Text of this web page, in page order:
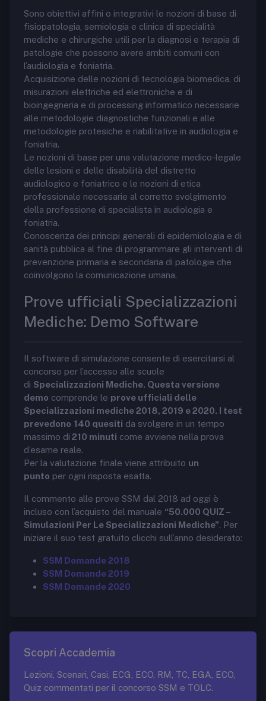
Sono obiettivi affini o integrativi le nozioni di base di
fisiopatologia, semiologia e clinica di specialità
mediche e chirurgiche utili per la diagnosi e terapia di
patologie che possono avere ambiti comuni con
l’audiologia e foniatria.
Acquisizione delle nozioni di tecnologia biomedica, di
misurazioni elettriche ed elettroniche e di
bioingegneria e di processing informatico necessarie
alle metodologie diagnostiche funzionali e alle
metodologie protesiche e riabilitative in audiologia e
foniatria.
Le nozioni di base per una valutazione medico-legale
delle lesioni e delle disabilità del distretto
audiologico e foniatrico e le nozioni di etica
professionale necessarie al corretto svolgimento
della professione di specialista in audiologia e
foniatria.
Conoscenza dei principi generali di epidemiologia e di
sanità pubblica al fine di programmare gli interventi di
prevenzione primaria e secondaria di patologie che
coinvolgono la comunicazione umana.
Prove ufficiali Specializzazioni
Mediche: Demo Software
Il software di simulazione consente di esercitarsi al
concorso per l’accesso alle scuole
di Specializzazioni Mediche. Questa versione
demo comprende le prove ufficiali delle
Specializzazioni mediche 2018, 2019 e 2020. I test
prevedono 140 quesiti da svolgere in un tempo
massimo di 210 minuti come avviene nella prova
d’esame reale.
Per la valutazione finale viene attribuito un
punto per ogni risposta esatta.
Il commento alle prove SSM dal 2018 ad oggi è
incluso con l’acquisto del manuale “50.000 QUIZ –
Simulazioni Per Le Specializzazioni Mediche”. Per
iniziare il suo test gratuito clicchi sull’anno desiderato:
SSM Domande 2018
SSM Domande 2019
SSM Domande 2020
Scopri Accademia
Lezioni, Scenari, Casi, ECG, ECO, RM, TC, EGA, ECO,
Quiz commentati per il concorso SSM e TOLC.